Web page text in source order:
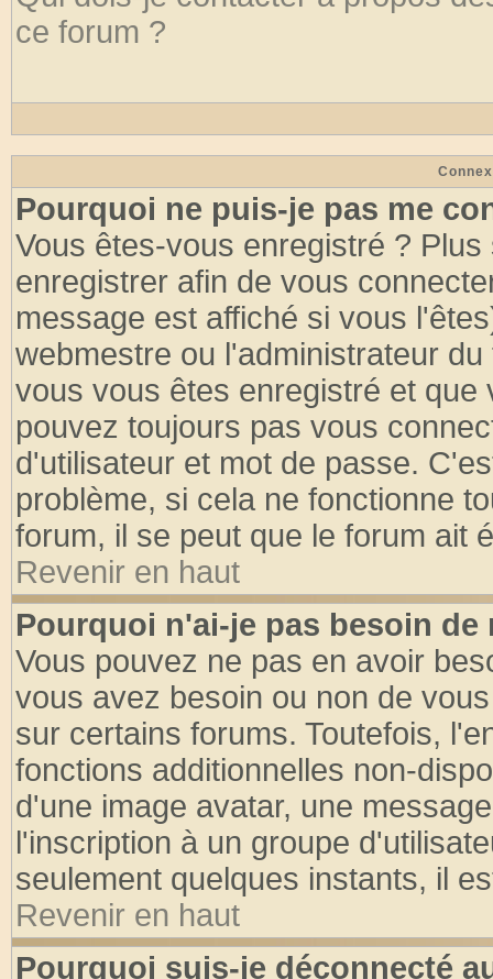
ce forum ?
Pourquoi ne puis-je pas me
Vous êtes-vous enregistré ?
enregistrer afin de vous
message est affiché si vous
webmestre ou l'administrateur
vous vous êtes enregistré et
pouvez toujours pas vous
d'utilisateur et mot de passe.
problème, si cela ne fonctionne
forum, il se peut que le forum ait
Revenir en haut
Pourquoi n'ai-je pas besoin de
Vous pouvez ne pas en avoir
vous avez besoin ou non de
sur certains forums. Toutefois,
fonctions additionnelles non-
d'une image avatar, une
l'inscription à un groupe
seulement quelques instants, il
Revenir en haut
Pourquoi suis-je déconnecté